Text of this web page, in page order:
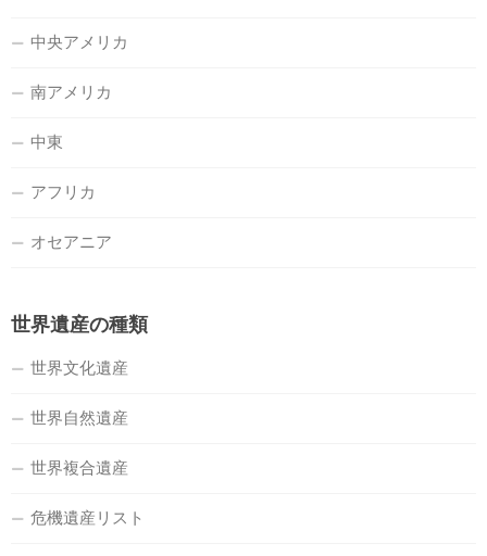
中央アメリカ
南アメリカ
中東
アフリカ
オセアニア
世界遺産の種類
世界文化遺産
世界自然遺産
世界複合遺産
危機遺産リスト